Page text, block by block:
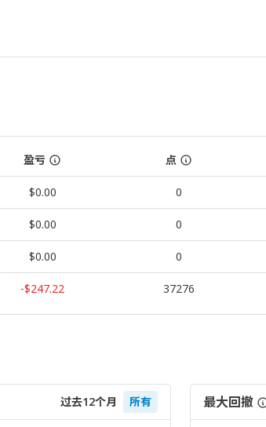
盈亏 点
$0.00 0
$0.00 0
$0.00 0
-$247.22 37276
过去12个月 所有 最大回撤